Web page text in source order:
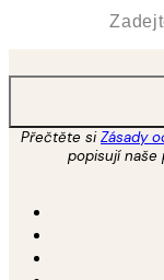
Přečtěte siZásady
popisují naše